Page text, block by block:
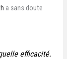
a sans doute
efficacité.